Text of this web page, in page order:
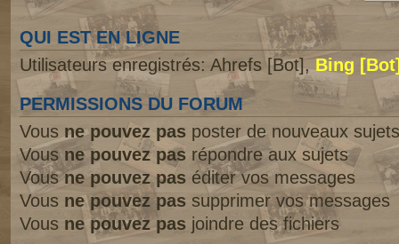
QUI EST EN LIGNE
Utilisateurs enregistrés: Ahrefs [Bot],Bing
PERMISSIONS DU FORUM
Vous ne pouvez pas poster de nouveaux sujets
Vousne pouvez pas répondre aux sujets
Vousne pouvez pas éditer vos messages
Vous ne pouvez pas supprimer vos messages
Vous ne pouvez pas joindre des fichiers